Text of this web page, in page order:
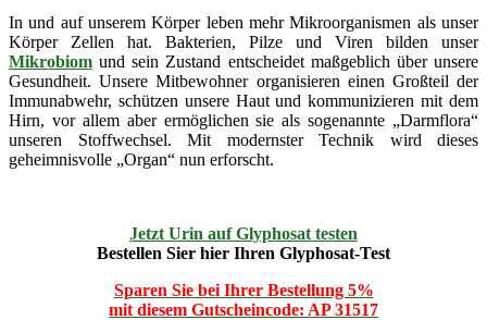
In und auf unserem Körper leben mehr Mikroorganismen als unser
Körper Zellen hat. Bakterien, Pilze und Viren bilden unser
Mikrobiom und sein Zustand entscheidet maßgeblich über unsere
Gesundheit. Unsere Mitbewohner organisieren einen Großteil der
Immunabwehr, schützen unsere Haut und kommunizieren mit dem
Hirn, vor allem aber ermöglichen sie als sogenannte „Darmflora“
unseren Stoffwechsel. Mit modernster Technik wird dieses
geheimnisvolle „Organ“ nun erforscht.
Jetzt Urin auf Glyphosat testen
Bestellen Sier hier Ihren Glyphosat-Test
Sparen Sie bei Ihrer Bestellung 5%
mit diesem Gutscheincode: AP 31517